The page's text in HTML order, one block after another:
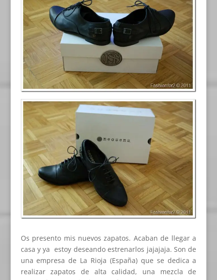
Os presento mis nuevos zapatos. Acaban de llegar a
casa y ya estoy deseando estrenarlos jajajaja. Son de
una empresa de La Rioja (España) que se dedica a
realizar zapatos de alta calidad, una mezcla de